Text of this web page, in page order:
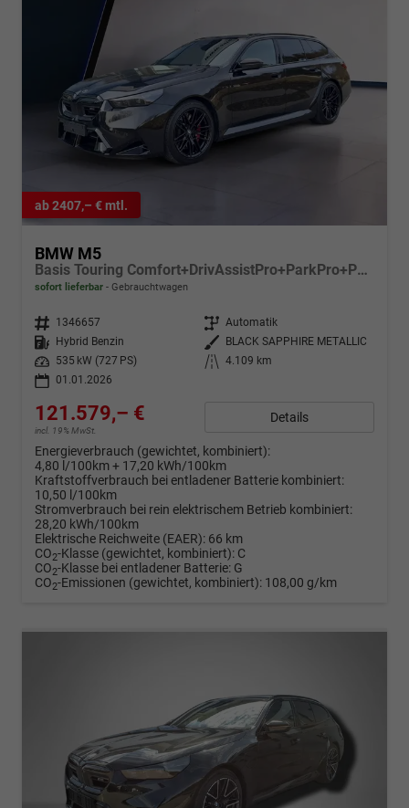
ab 2407,– € mtl.
BMW M5
Basis Touring Comfort+DrivAssistPro+ParkPro+Pano
sofort lieferbar Gebrauchtwagen
Fahrzeugnr. 1346657 Getriebe Automatik
Kraftstoff
Hybrid Benzin Außenfarbe
BLACK SAPPHIRE METALLIC
Leistung
535 kW (727 PS) Kilometerstand
4.109 km
01.01.2026
121.579,– €
incl. 19% MwSt.
Details
Energieverbrauch (gewichtet, kombiniert):
4,80 l/100km + 17,20 kWh/100km
Kraftstoffverbrauch bei entladener Batterie kombiniert:
10,50 l/100km
Stromverbrauch bei rein elektrischem Betrieb kombiniert:
28,20 kWh/100km
Elektrische Reichweite (EAER): 66 km
CO2-Klasse (gewichtet, kombiniert): C
CO2-Klasse bei entladener Batterie: G
CO2-Emissionen (gewichtet, kombiniert): 108,00 g/km